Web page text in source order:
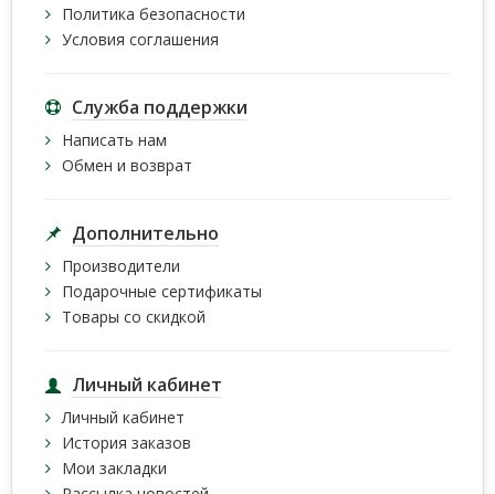
Политика безопасности
Условия соглашения
Служба поддержки
Написать нам
Обмен и возврат
Дополнительно
Производители
Подарочные сертификаты
Товары со скидкой
Личный кабинет
Личный кабинет
История заказов
Мои закладки